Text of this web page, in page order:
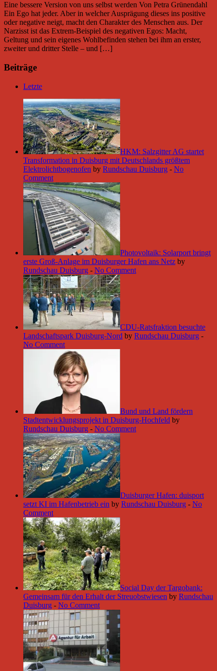
Eine bessere Version von uns selbst werden Von Petra Grünendahl
Ein Ego hat jeder. Aber in welcher Ausprägung dieses ins positive
oder negative neigt, macht den Charakter des Menschen aus. Der
Narzisst ist das Extrem-Beispiel des negativen Egos: Macht,
Geltung und sein eigenes Wohlbefinden stehen bei ihm an erster,
zweiter und dritter Stelle – und […]
Beiträge
Letzte
HKM: Salzgitter AG startet
Transformation in Duisburg mit Deutschlands größtem
Elektrolichtbogenofen by Rundschau Duisburg - No
Comment
Photovoltaik: Solarport bringt
erste Groß-Anlage im Duisburger Hafen ans Netz by
Rundschau Duisburg - No Comment
CDU-Ratsfraktion besuchte
Landschaftspark Duisburg-Nord by Rundschau Duisburg -
No Comment
Bund und Land fördern
Stadtentwicklungsprojekt in Duisburg-Hochfeld by
Rundschau Duisburg - No Comment
Duisburger Hafen: duisport
setzt KI im Hafenbetrieb ein by Rundschau Duisburg - No
Comment
Social Day der Targobank:
Gemeinsam für den Erhalt der Streuobstwiesen by Rundschau
Duisburg - No Comment